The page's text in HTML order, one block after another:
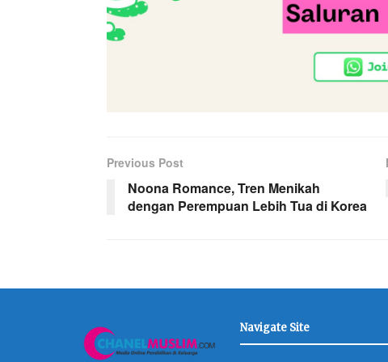
Previous Post
Noona Romance, Tren Menikah
dengan Perempuan Lebih Tua di Korea
Navigate Site